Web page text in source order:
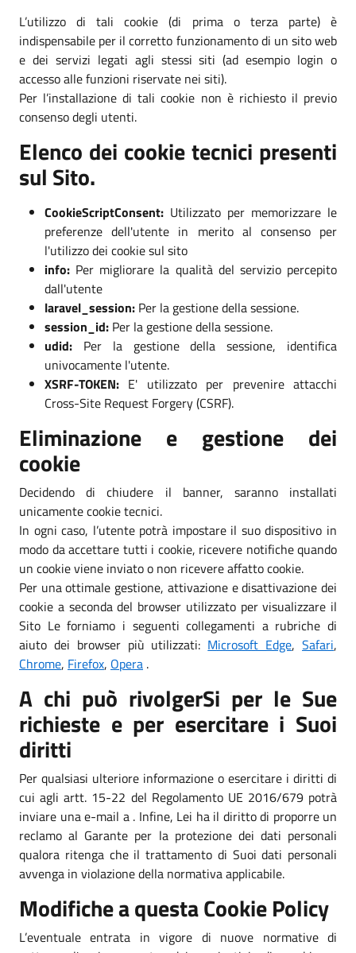
L’utilizzo di tali cookie (di prima o terza parte) è
indispensabile per il corretto funzionamento di un sito web
e dei servizi legati agli stessi siti (ad esempio login o
accesso alle funzioni riservate nei siti).
Per l’installazione di tali cookie non è richiesto il previo
consenso degli utenti.
Elenco dei cookie tecnici presenti
sul Sito.
CookieScriptConsent: Utilizzato per memorizzare le
preferenze dell'utente in merito al consenso per
l'utilizzo dei cookie sul sito
info: Per migliorare la qualità del servizio percepito
dall'utente
laravel_session: Per la gestione della sessione.
session_id: Per la gestione della sessione.
udid: Per la gestione della sessione, identifica
univocamente l'utente.
XSRF-TOKEN: E' utilizzato per prevenire attacchi
Cross-Site Request Forgery (CSRF).
Eliminazione e gestione dei
cookie
Decidendo di chiudere il banner, saranno installati
unicamente cookie tecnici.
In ogni caso, l’utente potrà impostare il suo dispositivo in
modo da accettare tutti i cookie, ricevere notifiche quando
un cookie viene inviato o non ricevere affatto cookie.
Per una ottimale gestione, attivazione e disattivazione dei
cookie a seconda del browser utilizzato per visualizzare il
Sito Le forniamo i seguenti collegamenti a rubriche di
aiuto dei browser più utilizzati: Microsoft Edge,Safari,
Chrome, Firefox, Opera .
A chi può rivolgerSi per le Sue
richieste e per esercitare i Suoi
diritti
Per qualsiasi ulteriore informazione o esercitare i diritti di
cui agli artt. 15-22 del Regolamento UE 2016/679 potrà
inviare una e-mail a . Infine, Lei ha il diritto di proporre un
reclamo al Garante per la protezione dei dati personali
qualora ritenga che il trattamento di Suoi dati personali
avvenga in violazione della normativa applicabile.
Modifiche a questa Cookie Policy
L’eventuale entrata in vigore di nuove normative di